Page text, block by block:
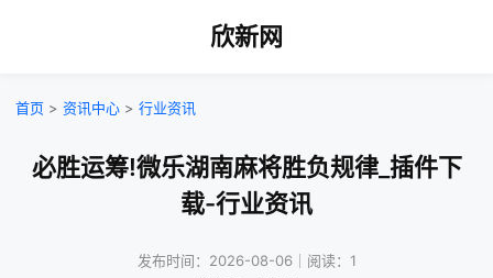
欣新网
首页 > 资讯中心 > 行业资讯
必胜运筹!微乐湖南麻将胜负规律_插件下
载-行业资讯
发布时间：2026-08-06｜阅读：1